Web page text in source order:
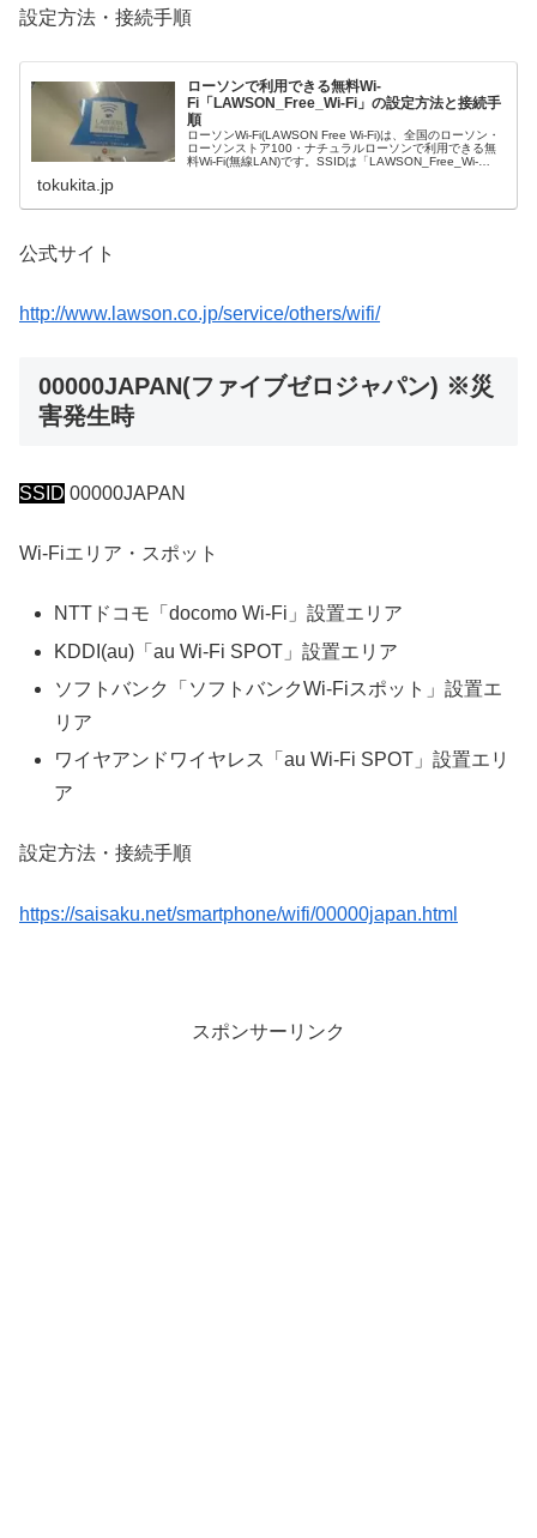
設定方法・接続手順
ローソンで利用できる無料Wi-
Fi「LAWSON_Free_Wi-Fi」の設定方法と接続手
順
ローソンWi-Fi(LAWSON Free Wi-Fi)は、全国のローソン・
ローソンストア100・ナチュラルローソンで利用できる無
料Wi-Fi(無線LAN)です。SSIDは「LAWSON_Free_Wi-
tokukita.jp
公式サイト
http://www.lawson.co.jp/service/others/wifi/
00000JAPAN(ファイブゼロジャパン) ※災
害発生時
SSID 00000JAPAN
Wi-Fiエリア・スポット
NTTドコモ「docomo Wi-Fi」設置エリア
KDDI(au)「au Wi-Fi SPOT」設置エリア
ソフトバンク「ソフトバンクWi-Fiスポット」設置エ
リア
ワイヤアンドワイヤレス「au Wi-Fi SPOT」設置エリ
ア
設定方法・接続手順
https://saisaku.net/smartphone/wifi/00000japan.html
スポンサーリンク